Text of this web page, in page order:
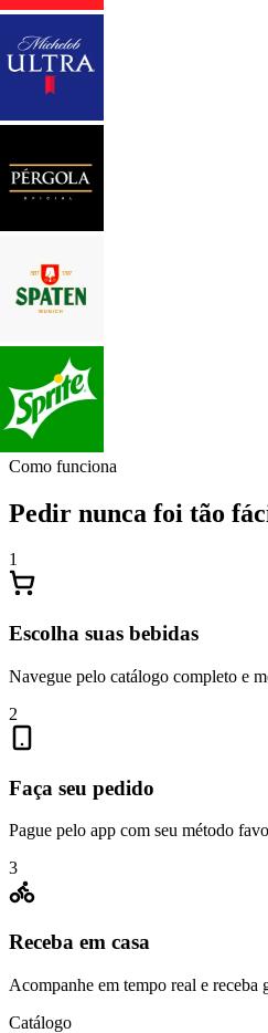
Como funciona
Pedir nunca foi tão
1
Escolha suas bebidas
Navegue pelo catálogo completo e
2
Faça seu pedido
Pague pelo app com seu método
3
Receba em casa
Acompanhe em tempo real e receba
Catálogo